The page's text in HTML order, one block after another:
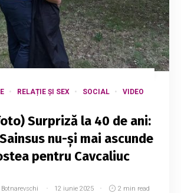
RELAȚIE ȘI SEX SOCIAL VIDEO
Surpriză la 40 de ani:
nu-și mai ascunde
pentru Cavcaliuc
12 iunie 2025 2 min read